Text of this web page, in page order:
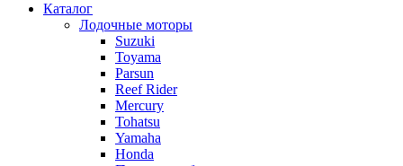
Каталог
Лодочные моторы
Suzuki
Toyama
Parsun
Reef Rider
Mercury
Tohatsu
Yamaha
Honda